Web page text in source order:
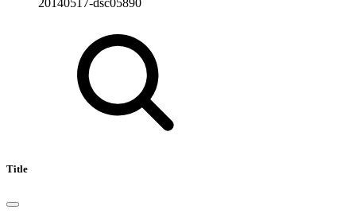
20140517-dsc05890
Title